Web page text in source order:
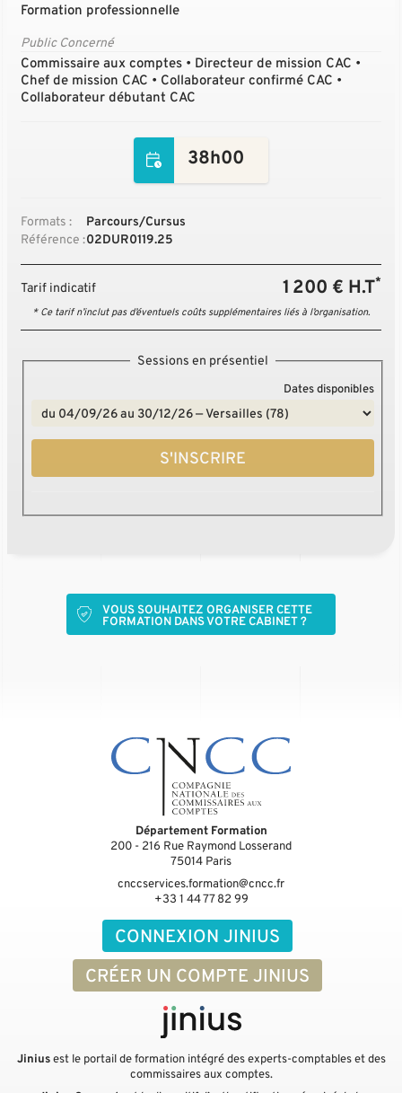
Formation professionnelle
Public Concerné
Commissaire aux comptes • Directeur de mission CAC •
Chef de mission CAC • Collaborateur confirmé CAC •
Collaborateur débutant CAC
38h00
Formats :
Parcours/Cursus
Référence :02DUR0119.25
Tarif indicatif 1 200 € H.T*
* Ce tarif n’inclut pas d’éventuels coûts supplémentaires liés à l’organisation.
Sessions en présentiel
Dates disponibles
S'INSCRIRE
VOUS SOUHAITEZ ORGANISER CETTE
FORMATION DANS VOTRE CABINET ?
CONNEXION JINIUS
CRÉER UN COMPTE JINIUS
Département Formation
200 - 216 Rue Raymond Losserand
75014 Paris
cnccservices.formation@cncc.fr
+33 1 44 77 82 99
Jiniusest le portail de formation intégré des experts-comptables et des
commissaires aux comptes.